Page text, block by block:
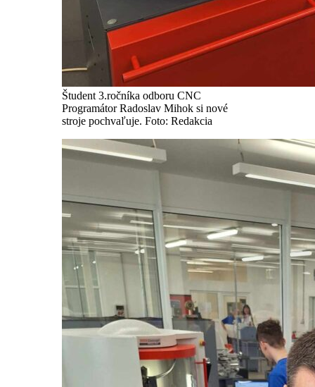
Študent 3.ročníka odboru CNC
Programátor Radoslav Mihok si nové
stroje pochvaľuje. Foto: Redakcia